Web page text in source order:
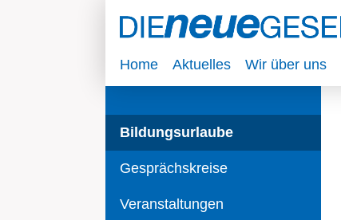
Home Aktuelles Wir über uns
Bildungsurlaube
Gesprächskreise
Veranstaltungen